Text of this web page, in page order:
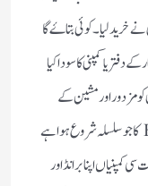
خرید لیا ۔کوئی بتاۓ گا
یا کمپنی کا سودا کیا
کو مزدور اور مشین کے
ساتھ بیچ دیتے ہیں ۔آج پوری دنیا میں Frenchise کا جو سلسلہ شروع ہوا ہے
کمپنیاں اپنا برانڈ اور